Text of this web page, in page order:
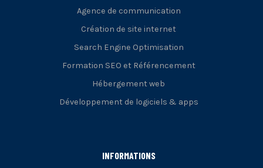
Agence de communication
Création de site internet
Search Engine Optimisation
Formation SEO et Référencement
Hébergement web
Développement de logiciels & apps
INFORMATIONS